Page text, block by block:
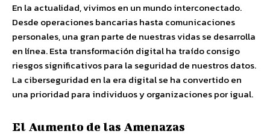
En la actualidad, vivimos en un mundo interconectado.
Desde operaciones bancarias hasta comunicaciones
personales, una gran parte de nuestras vidas se desarrolla
en línea. Esta transformación digital ha traído consigo
riesgos significativos para la seguridad de nuestros datos.
La ciberseguridad en la era digital se ha convertido en
una prioridad para individuos y organizaciones por igual.
El Aumento de las Amenazas